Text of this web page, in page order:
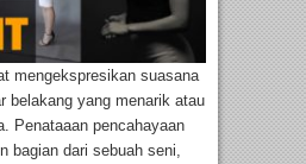
mengekspresikan suasana
belakang yang menarik atau
Penataaan pencahayaan
bagian dari sebuah seni,